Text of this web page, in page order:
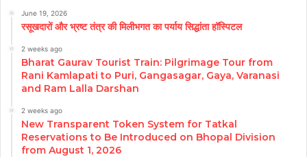
June 19, 2026
रसूखदारों और भ्रष्ट तंत्र की मिलीभगत का पर्याय सिद्धांता हॉस्पिटल
2 weeks ago
Bharat Gaurav Tourist Train: Pilgrimage Tour from
Rani Kamlapati to Puri, Gangasagar, Gaya, Varanasi
and Ram Lalla Darshan
2 weeks ago
New Transparent Token System for Tatkal
Reservations to Be Introduced on Bhopal Division
from August 1, 2026